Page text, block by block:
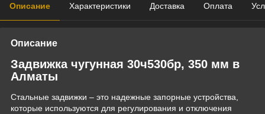
Описание Характеристики Доставка Оплата
Описание
Задвижка чугунная 30ч530бр, 350 мм в
Алматы
Стальные задвижки – это надежные запорные устройства,
которые используются для регулирования и отключения